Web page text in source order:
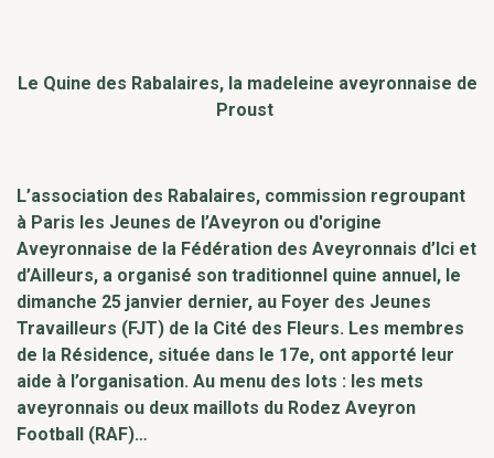
Le Quine des Rabalaires, la madeleine aveyronnaise de
Proust
L’association des Rabalaires, commission regroupant
à Paris les Jeunes de l’Aveyron ou d'origine
Aveyronnaise de la Fédération des Aveyronnais d’Ici et
d’Ailleurs, a organisé son traditionnel quine annuel, le
dimanche 25 janvier dernier, au Foyer des Jeunes
Travailleurs (FJT) de la Cité des Fleurs. Les membres
de la Résidence, située dans le 17e, ont apporté leur
aide à l’organisation. Au menu des lots : les mets
aveyronnais ou deux maillots du Rodez Aveyron
Football (RAF)…